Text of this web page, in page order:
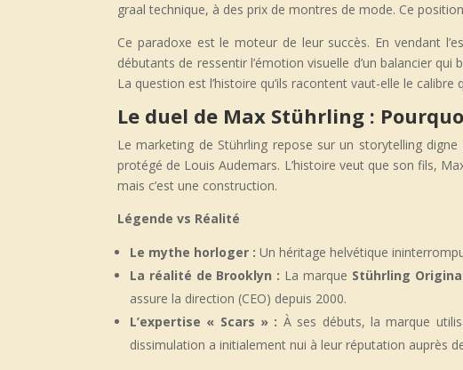
graal technique, à des prix de montres de mode. Ce
Ce paradoxe est le moteur de leur succès. En vendant
débutants de ressentir l’émotion visuelle d’un balancier
La question est l’histoire qu’ils racontent vaut-elle le calibre
Le duel de Max Stührling :
Le marketing de Stührling repose sur un storytelling digne
protégé de Louis Audemars. L’histoire veut que son fils,
mais c’est une construction.
Légende vs Réalité
Le mythe horloger : Un héritage helvétique
La réalité de Brooklyn : La marque Stührling
assure la direction (CEO) depuis 2000.
L’expertise « Scars » : À ses débuts, la marque
dissimulation a initialement nui à leur réputation auprès